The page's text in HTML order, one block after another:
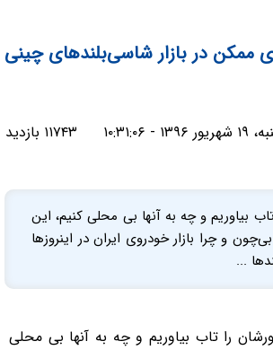
ممکن در بازار شاسی‌بلندهای چینی
- ۱۰:۳۱:۰۶ ۱۱۷۴۳ بازدید
بیاوریم و چه به آنها بی محلی کنیم، این
و چرا بازار خودروی ایران در اینروزها
...
را تاب بیاوریم و چه به آنها بی محلی